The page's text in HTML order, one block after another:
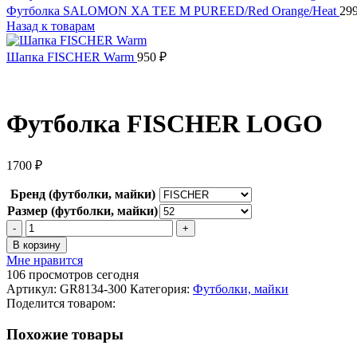
Футболка SALOMON XA TEE M PUREED/Red Orange/Heat
Назад к товарам
Шапка FISCHER Warm 950 ₽
Футболка FISCHER LOGO
1700 ₽
Бренд (футболки, майки)
Размер (футболки, майки)
Количество
товара
Футболка
FISCHER
LOGO
В корзину
Мне нравится
106 просмотров сегодня
Артикул: GR8134-300 Категория: Футболки, майки
Поделится товаром:
Похожие товары